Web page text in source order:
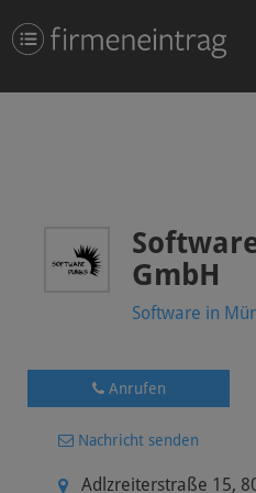
GmbH
Software in
Anrufen
Nachricht senden
Adlzreiterstraße 15,